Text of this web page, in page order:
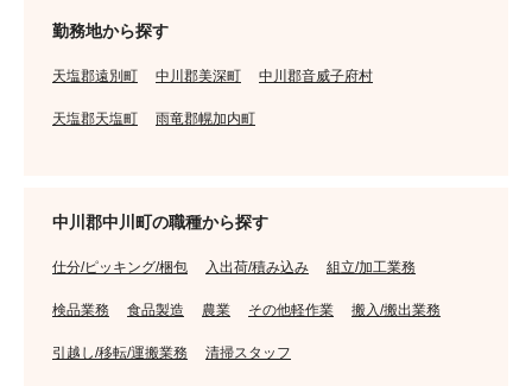
勤務地から探す
天塩郡遠別町 中川郡美深町 中川郡音威子府村
天塩郡天塩町 雨竜郡幌加内町
中川郡中川町の職種から探す
仕分/ピッキング/梱包 入出荷/積み込み 組立/加工業務
検品業務 食品製造 農業 その他軽作業 搬入/搬出業務
引越し/移転/運搬業務 清掃スタッフ